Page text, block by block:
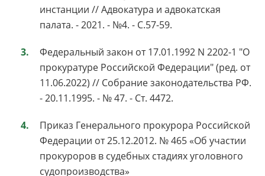
инстанции // Адвокатура и адвокатская
палата. - 2021. - №4. - С.57-59.
Федеральный закон от 17.01.1992 N 2202-1 "О
прокуратуре Российской Федерации" (ред. от
11.06.2022) // Собрание законодательства РФ.
- 20.11.1995. - № 47. - Ст. 4472.
Приказ Генерального прокурора Российской
Федерации от 25.12.2012. № 465 «Об участии
прокуроров в судебных стадиях уголовного
судопроизводства»